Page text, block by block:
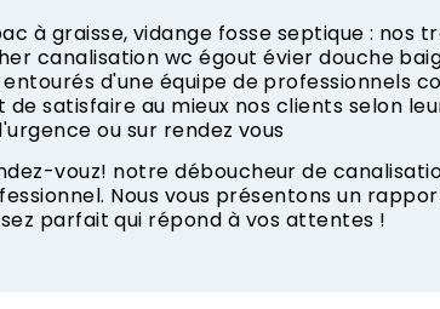
à graisse, vidange fosse septique : nos
canalisation wc égout évier douche
d'une équipe de professionnels
satisfaire au mieux nos clients selon
ou sur rendez vous
vouz! notre déboucheur de
Nous vous présentons un
parfait qui répond à vos attentes !